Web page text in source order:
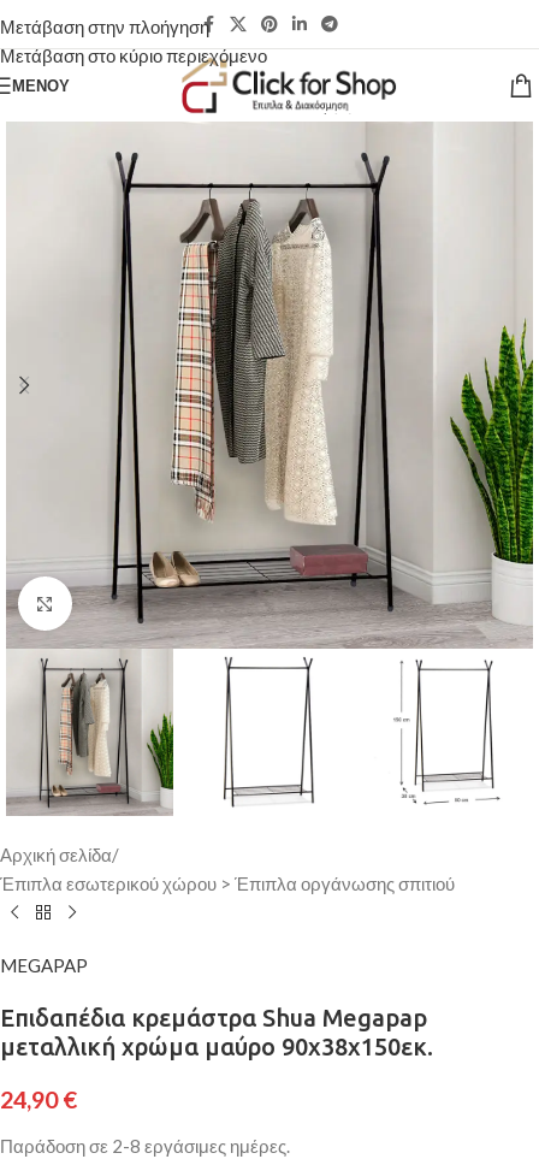
Μετάβαση στην πλοήγηση
Μετάβαση στο κύριο περιεχόμενο
ΜΕΝΟΎ
Κάντε κλικ για μεγέθυνση
Αρχική σελίδα/
Έπιπλα εσωτερικού χώρου > Έπιπλα οργάνωσης σπιτιού
MEGAPAP
Επιδαπέδια κρεμάστρα Shua Megapap
μεταλλική χρώμα μαύρο 90x38x150εκ.
24,90€
Παράδοση σε 2-8 εργάσιμες ημέρες.